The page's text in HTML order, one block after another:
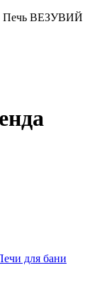
Печь ВЕЗУВИЙ
для бани